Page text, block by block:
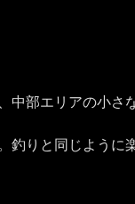
中部エリアの小さ
釣りと同じように